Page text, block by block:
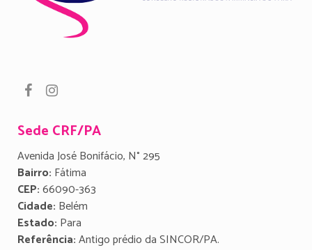
Sede CRF/PA
Avenida José Bonifácio, N° 295
Bairro: Fátima
CEP:66090-363
Cidade: Belém
Estado: Para
Referência:Antigo prédio da SINCOR/PA.